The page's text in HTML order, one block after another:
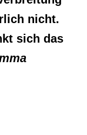
nicht.
sich das